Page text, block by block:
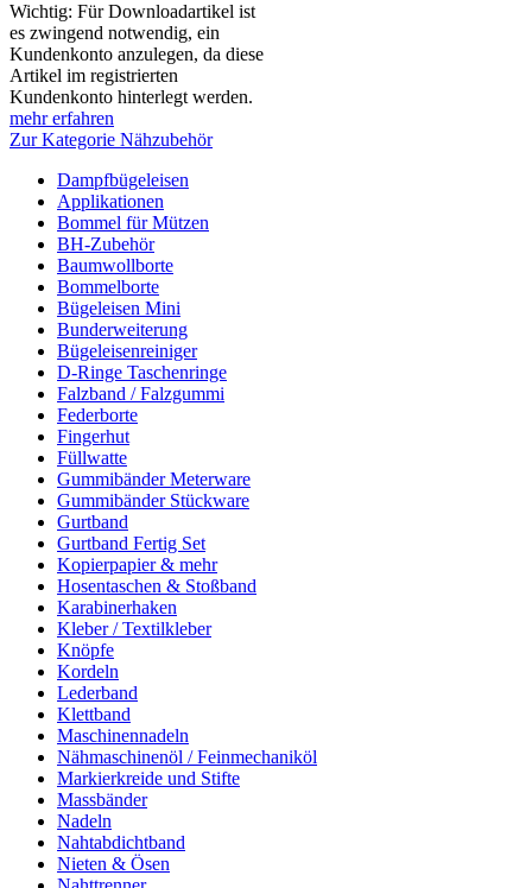
Wichtig: Für Downloadartikel ist
es zwingend notwendig, ein
Kundenkonto anzulegen, da diese
Artikel im registrierten
Kundenkonto hinterlegt werden.
mehr erfahren
Zur Kategorie Nähzubehör
Dampfbügeleisen
Applikationen
Bommel für Mützen
BH-Zubehör
Baumwollborte
Bommelborte
Bügeleisen Mini
Bunderweiterung
Bügeleisenreiniger
D-Ringe Taschenringe
Falzband / Falzgummi
Federborte
Fingerhut
Füllwatte
Gummibänder Meterware
Gummibänder Stückware
Gurtband
Gurtband Fertig Set
Kopierpapier & mehr
Hosentaschen & Stoßband
Karabinerhaken
Kleber / Textilkleber
Knöpfe
Kordeln
Lederband
Klettband
Maschinennadeln
Nähmaschinenöl / Feinmechaniköl
Markierkreide und Stifte
Massbänder
Nadeln
Nahtabdichtband
Nieten & Ösen